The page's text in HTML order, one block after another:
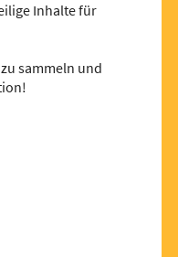
Inhalte für
sammeln und